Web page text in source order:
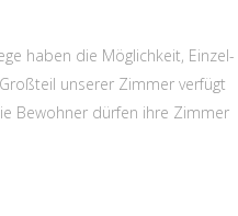
haben die Möglichkeit, Einzel-
unserer Zimmer verfügt
Bewohner dürfen ihre Zimmer